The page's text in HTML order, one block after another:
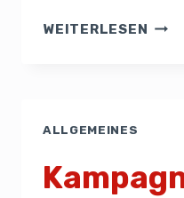
WEITERLESEN
ALLGEMEINES